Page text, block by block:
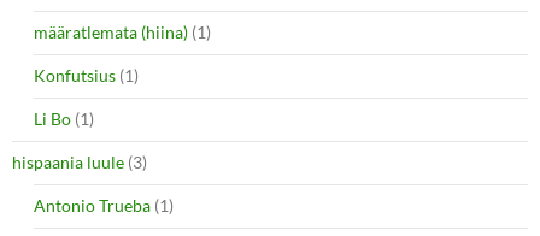
määratlemata (hiina) (1)
Konfutsius (1)
Li Bo (1)
hispaania luule (3)
Antonio Trueba (1)